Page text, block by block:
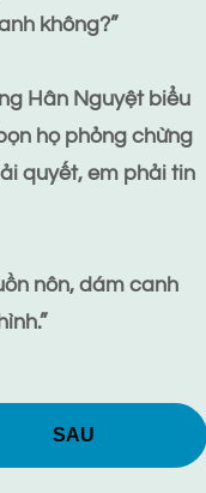
không?”
Hân Nguyệt biểu
họ phỏng chừng
quyết, em phải tin
nôn, dám canh
SAU